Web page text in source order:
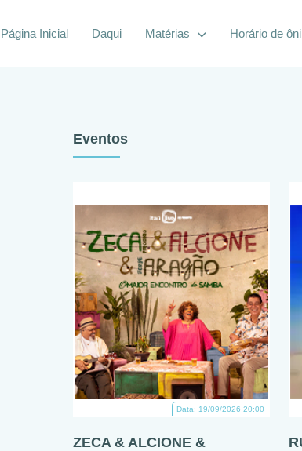
Página Inicial Daqui Matérias Horário de
Eventos
Data: 19/09/2026 20:00
ZECA & ALCIONE &